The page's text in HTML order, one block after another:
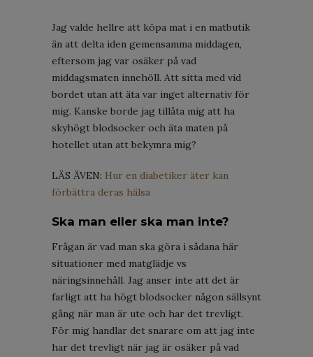
Jag valde hellre att köpa mat i en matbutik
än att delta iden gemensamma middagen,
eftersom jag var osäker på vad
middagsmaten innehöll. Att sitta med vid
bordet utan att äta var inget alternativ för
mig. Kanske borde jag tillåta mig att ha
skyhögt blodsocker och äta maten på
hotellet utan att bekymra mig?
LÄS ÄVEN: Hur en diabetiker äter kan
förbättra deras hälsa
Ska man eller ska man inte?
Frågan är vad man ska göra i sådana här
situationer med matglädje vs
näringsinnehåll. Jag anser inte att det är
farligt att ha högt blodsocker någon sällsynt
gång när man är ute och har det trevligt.
För mig handlar det snarare om att jag inte
har det trevligt när jag är osäker på vad